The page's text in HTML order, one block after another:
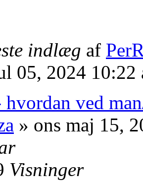
indlæg af
05, 2024 10:22
ved
» ons maj 15,
Visninger